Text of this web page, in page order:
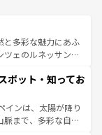
と多彩な魅力にあふ
ツェのルネッサンス
アマルフィ海岸の絶
合間には、本場の
理を堪能することも
べての瞬間を楽し
ポット・知ってお
インは、太陽が降り
まで、多彩な自然